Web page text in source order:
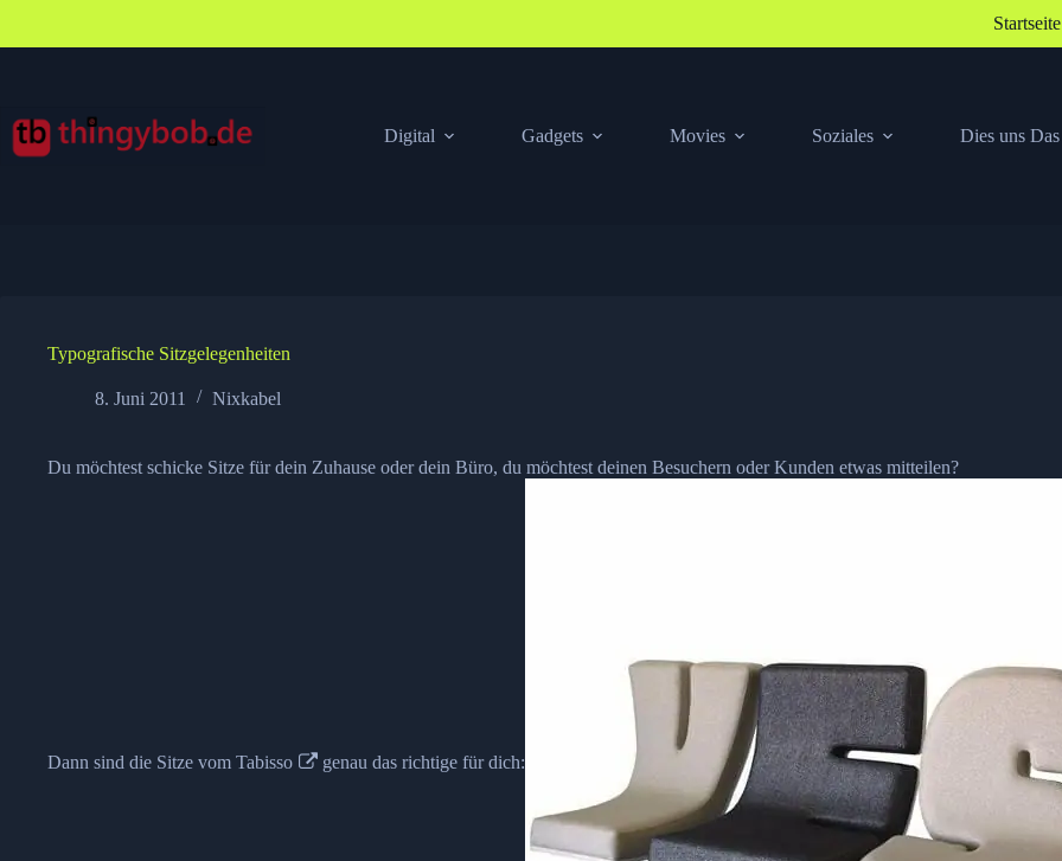
springen
Startseite
Digital Gadgets Movies Soziales
Dies uns Das
Typografische Sitzgelegenheiten
8. Juni 2011 Nixkabel
Du möchtest schicke Sitze für dein Zuhause oder dein Büro, du möchtest deinen Besuchern oder Kunden etwas mitteilen?
Dann sind die Sitze vom Tabisso genau das richtige für dich: